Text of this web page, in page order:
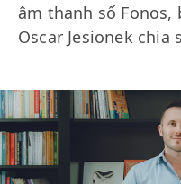
âm thanh số Fonos,
Oscar Jesionek chia